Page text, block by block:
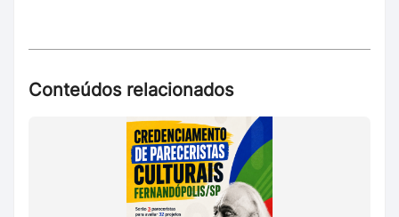
Conteúdos relacionados